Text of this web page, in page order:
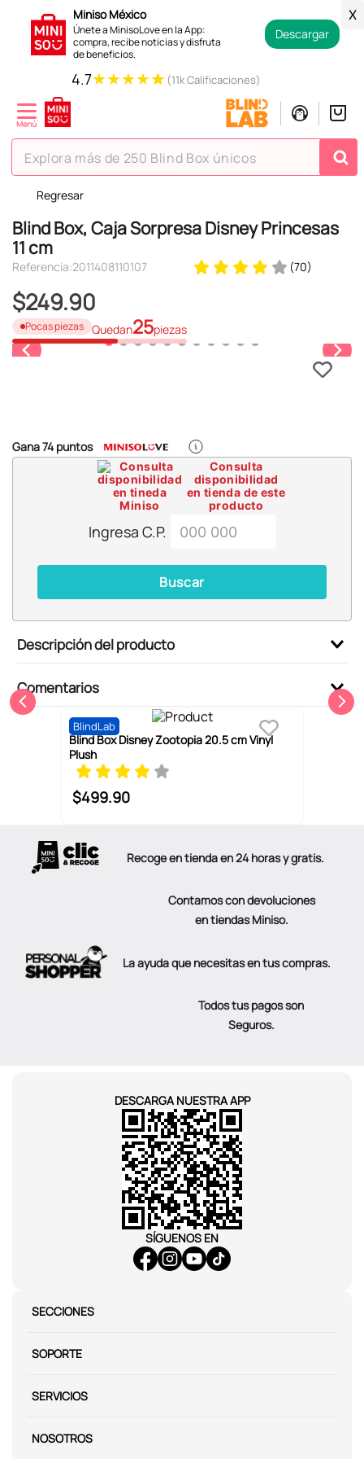
Miniso México
Únete a MinisoLove en la App:
compra, recibe noticias y disfruta
de beneficios.
Descargar
X
4.7★★★★★ (11k Calificaciones)
Explora más de 250 Blind Box únicos
Regresar
Blind Box, Caja Sorpresa Disney Princesas
11 cm
Referencia:2011408110107 (70)
$249.90
Pocas piezas Quedan25piezas
Gana74puntos
Consulta
disponibilidad
en tienda de este
producto
Ingresa C.P.
Buscar
Descripción del producto
Comentarios
BlindLab
Blind Box Disney Zootopia 20.5 cm Vinyl
Plush
$499.90
Recoge en tienda en 24 horas y gratis.
Contamos con devoluciones
en tiendas Miniso.
La ayuda que necesitas en tus compras.
Todos tus pagos son
Seguros.
DESCARGA NUESTRA APP
SÍGUENOS EN
SECCIONES
SOPORTE
SERVICIOS
NOSOTROS
TÉRMINOS MÁS BUSCADOS
1.
hello kitty
2
spiderman
4.
osito cariñosito
5.
blind box
9.
chiikawas